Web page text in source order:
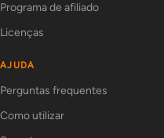
Programa de afiliado
Licenças
AJUDA
Perguntas frequentes
Como utilizar